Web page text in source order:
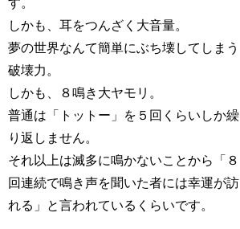
す。
しかも、耳をつんざく大音量。
夢の世界なんて簡単にぶち壊してしまう
破壊力。
しかも、８鳴き大ヤモリ。
普通は「トットー」を５回くらいしか繰
り返しません。
それ以上は滅多に鳴かないことから「８
回連続で鳴き声を聞いた者には幸運が訪
れる」と言われているくらいです。